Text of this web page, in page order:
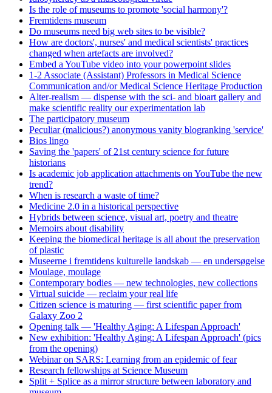
Is the role of museums to promote 'social harmony'?
Fremtidens museum
Do museums need big web sites to be visible?
How are doctors', nurses' and medical scientists' practices
changed when artefacts are involved?
Embed a YouTube video into your powerpoint slides
1-2 Associate (Assistant) Professors in Medical Science
Communication and/or Medical Science Heritage Production
Alter-realism — dispense with the sci- and bioart gallery and
make scientific reality our experimentation lab
The participatory museum
Peculiar (malicious?) anonymous vanity blogranking 'service'
Bios lingo
Saving the 'papers' of 21st century science for future
historians
Is academic job application attachments on YouTube the new
trend?
When is research a waste of time?
Medicine 2.0 in a historical perspective
Hybrids between science, visual art, poetry and theatre
Memoirs about disability
Keeping the biomedical heritage is all about the preservation
of plastic
Museerne i fremtidens kulturelle landskab — en undersøgelse
Moulage, moulage
Contemporary bodies — new technologies, new collections
Virtual suicide — reclaim your real life
Citizen science is maturing — first scientific paper from
Galaxy Zoo 2
Opening talk — 'Healthy Aging: A Lifespan Approach'
New exhibition: 'Healthy Aging: A Lifespan Approach' (pics
from the opening)
Webinar on SARS: Learning from an epidemic of fear
Research fellowships at Science Museum
Split + Splice as a mirror structure between laboratory and